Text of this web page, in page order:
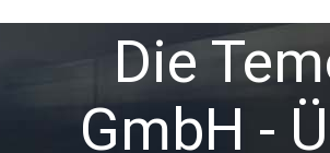
Die
GmbH -